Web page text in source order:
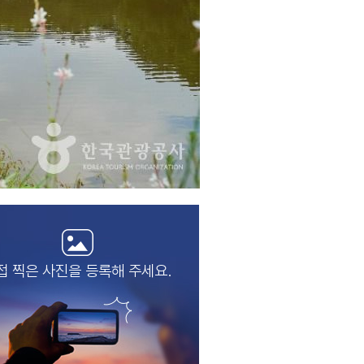
찍은 사진을 등록해 주세요.